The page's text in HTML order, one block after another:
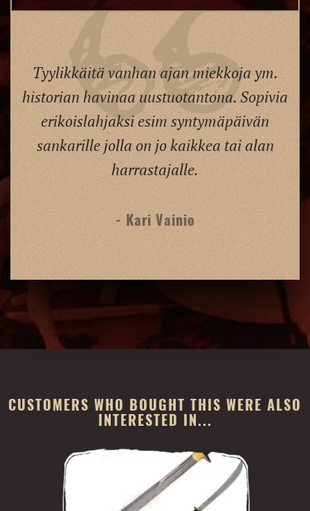
Tyylikkäitä vanhan ajan miekkoja ym.
historian havinaa uustuotantona. Sopivia
erikoislahjaksi esim syntymäpäivän
sankarille jolla on jo kaikkea tai alan
harrastajalle.
- Kari Vainio
CUSTOMERS WHO BOUGHT THIS WERE ALSO
INTERESTED IN...